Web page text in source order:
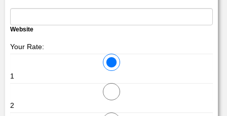
Website
Your Rate:
1
2